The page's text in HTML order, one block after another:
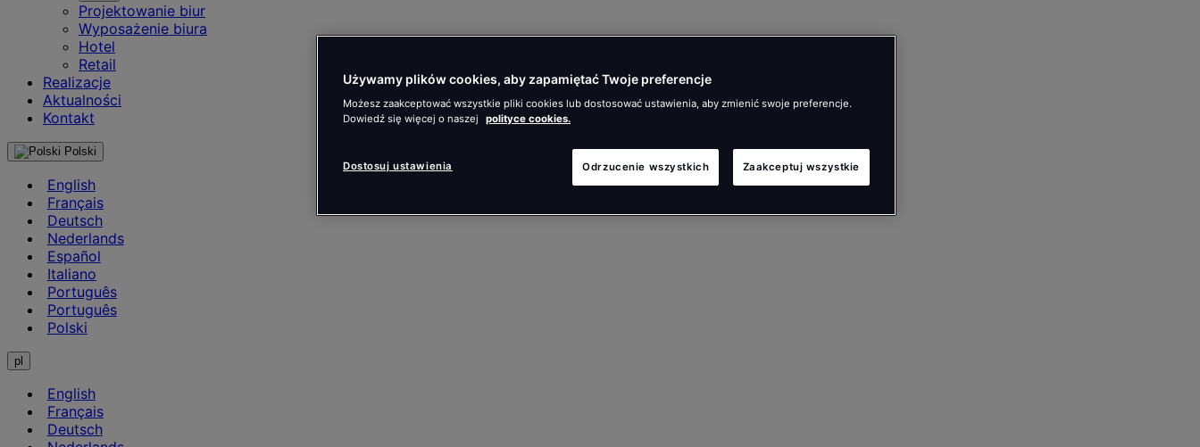
Projektowanie biur
Wyposażenie biura
Hotel
Retail
Realizacje
Aktualności
Kontakt
Polski
English
Français
Deutsch
Nederlands
Español
Italiano
Português
Português
Polski
pl
English
Français
Deutsch
Używamy plików cookies, aby zapamiętać Twoje preferencje
Możesz zaakceptować wszystkie pliki cookies lub dostosować ustawienia, aby zmienić swoje preferencje.
Dowiedź się więcej o naszej
polityce cookies.
Odrzucenie wszystkich Zaakceptuj wszystkie
Dostosuj ustawienia